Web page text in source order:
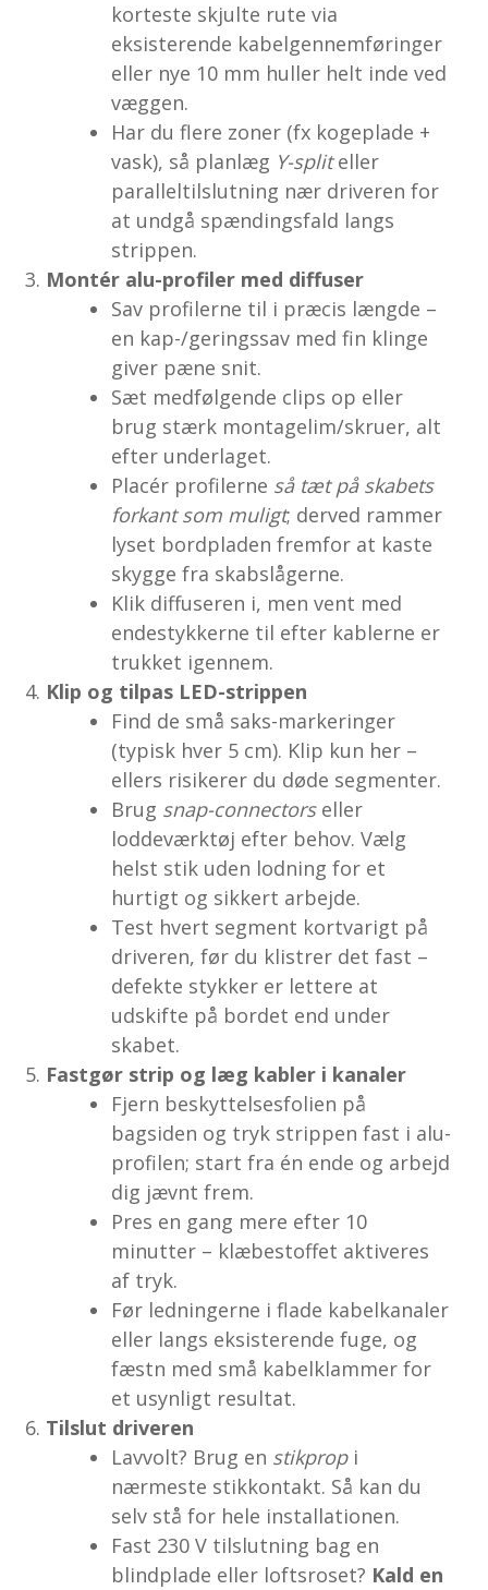
korteste skjulte rute via
eksisterende kabelgennemføringer
eller nye 10 mm huller helt inde ved
væggen.
Har du flere zoner (fx kogeplade +
vask), så planlæg Y-spliteller
paralleltilslutning nær driveren for
at undgå spændingsfald langs
strippen.
Montér alu-profiler med diffuser
Sav profilerne til i præcis længde –
en kap-/geringssav med fin klinge
giver pæne snit.
Sæt medfølgende clips op eller
brug stærk montagelim/skruer, alt
efter underlaget.
Placér profilerne så tæt på skabets
forkant som muligt; derved rammer
lyset bordpladen fremfor at kaste
skygge fra skabslågerne.
Klik diffuseren i, men vent med
endestykkerne til efter kablerne er
trukket igennem.
Klip og tilpas LED-strippen
Find de små saks-markeringer
(typisk hver 5 cm). Klip kun her –
ellers risikerer du døde segmenter.
Brug snap-connectorseller
loddeværktøj efter behov. Vælg
helst stik uden lodning for et
hurtigt og sikkert arbejde.
Test hvert segment kortvarigt på
driveren, før du klistrer det fast –
defekte stykker er lettere at
udskifte på bordet end under
skabet.
Fastgør strip og læg kabler i kanaler
Fjern beskyttelsesfolien på
bagsiden og tryk strippen fast i alu-
profilen; start fra én ende og arbejd
dig jævnt frem.
Pres en gang mere efter 10
minutter – klæbestoffet aktiveres
af tryk.
Før ledningerne i flade kabelkanaler
eller langs eksisterende fuge, og
fæstn med små kabelklammer for
et usynligt resultat.
Tilslut driveren
Lavvolt? Brug en stikpropi
nærmeste stikkontakt. Så kan du
selv stå for hele installationen.
Fast 230 V tilslutning bag en
blindplade eller loftsroset? Kald en